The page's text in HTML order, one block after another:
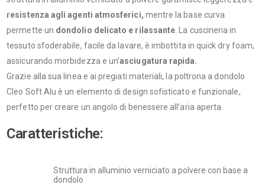
resistenza agli agenti atmosferici, mentre la base curva
permette un dondolio delicato e rilassante . La cuscineria in
tessuto sfoderabile, facile da lavare, è imbottita in quick dry foam,
assicurando morbidezza e un’asciugatura rapida.
Grazie alla sua linea e ai pregiati materiali, la poltrona a dondolo
Cleo Soft Alu è un elemento di design sofisticato e funzionale,
perfetto per creare un angolo di benessere all’aria aperta.
Caratteristiche:
Struttura in alluminio verniciato a polvere con base a
dondolo